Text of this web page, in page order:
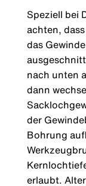
Speziell bei
achten,
das
nach unten
dann
der
Bohrung
erlaubt.